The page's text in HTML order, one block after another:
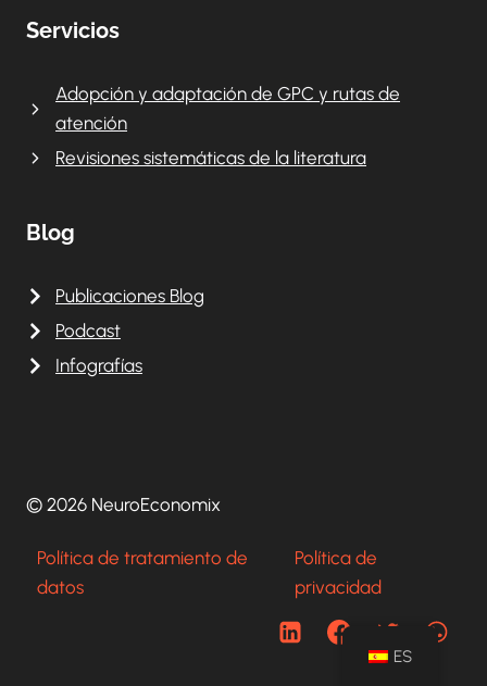
Servicios
Adopción y adaptación de GPC y rutas de
atención
Revisiones sistemáticas de la literatura
Blog
Publicaciones Blog
Podcast
Infografías
© 2026 NeuroEconomix
Política de tratamiento de
datos
Política de
privacidad
ES